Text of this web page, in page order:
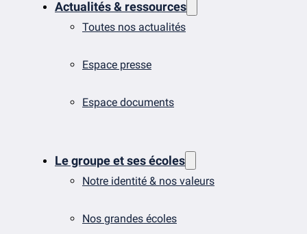
Actualités & ressources
Toutes nos actualités
Espace presse
Espace documents
Le groupe et ses écoles
Notre identité & nos valeurs
Nos grandes écoles